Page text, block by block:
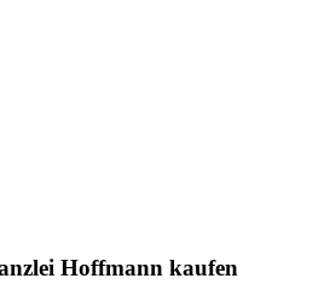
Hoffmann kaufen